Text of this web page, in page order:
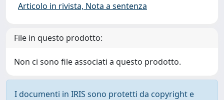
Articolo in rivista, Nota a sentenza
File in questo prodotto:
Non ci sono file associati a questo prodotto.
I documenti in IRIS sono protetti da copyright e